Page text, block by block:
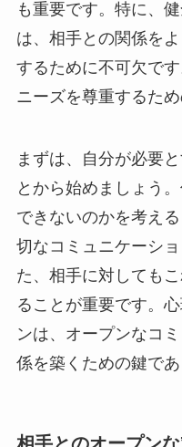
も重要です。特に、
は、相手との関係を
するために不可欠で
ニーズを尊重するた
まずは、自分が必要
とから始めましょう
できないのかを考え
切なコミュニケーシ
た、相手に対しても
ることが重要です。
ンは、オープンなコ
係を築くための鍵であ